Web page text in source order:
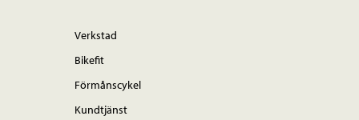
Verkstad
Bikefit
Förmånscykel
Kundtjänst